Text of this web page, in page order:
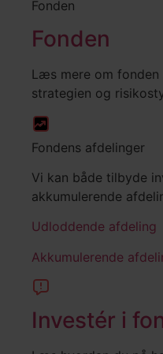
Fonden
Fonden
Læs mere om fonden
strategien og
Fondens afdelinger
Vi kan både tilbyde
akkumulerende
Udloddende afdeling
Akkumulerende
Investér i